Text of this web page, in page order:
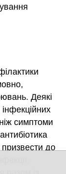
Деякі
симптоми
призвести до